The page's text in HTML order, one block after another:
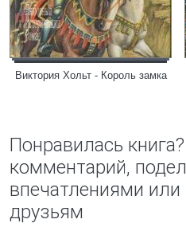
Виктория Хольт - Король замка
Понравилась
комментарий,
впечатлениями или
друзьям